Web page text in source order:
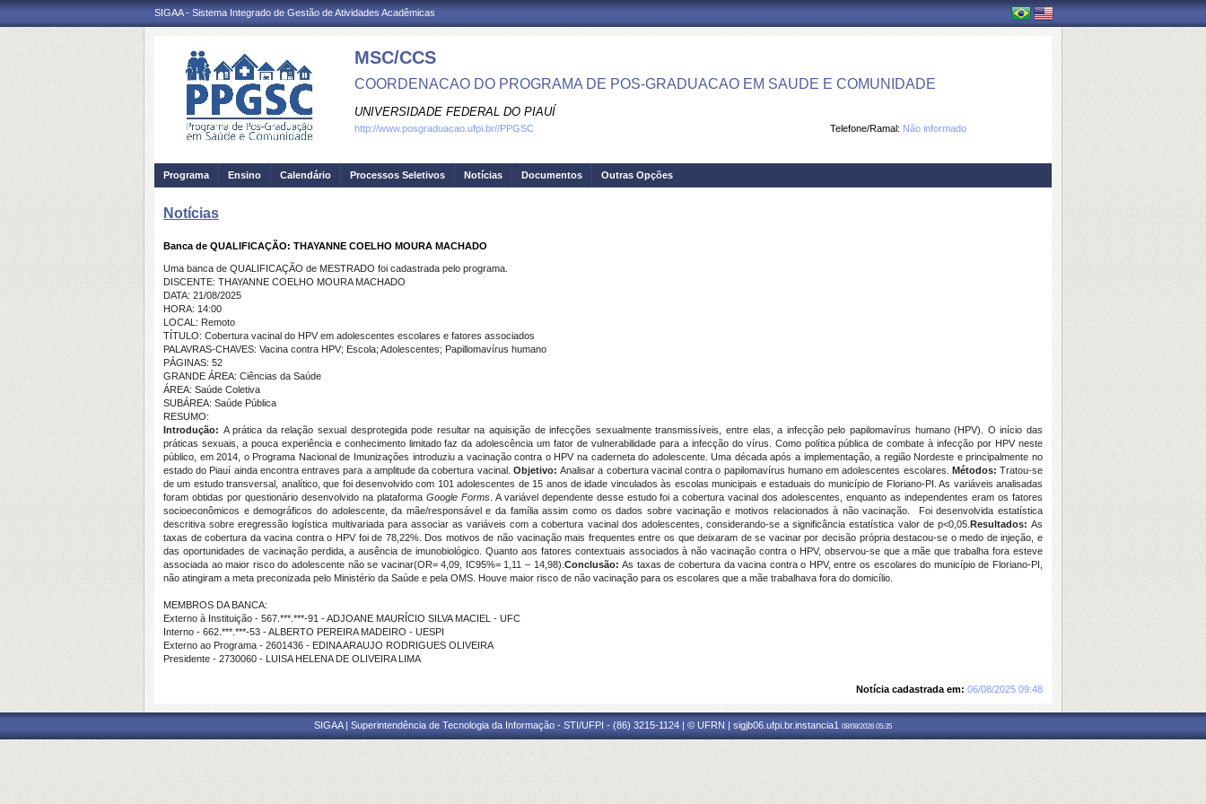
SIGAA - Sistema Integrado de Gestão de Atividades Acadêmicas
MSC/CCS
COORDENACAO DO PROGRAMA DE POS-GRADUACAO EM SAUDE E COMUNIDADE
UNIVERSIDADE FEDERAL DO PIAUÍ
Telefone/Ramal: Não informado
http://www.posgraduacao.ufpi.br//PPGSC
Programa Ensino Calendário Processos Seletivos Notícias Documentos Outras Opções
Notícias
Banca de QUALIFICAÇÃO: THAYANNE COELHO MOURA MACHADO
Uma banca de QUALIFICAÇÃO de MESTRADO foi cadastrada pelo programa.
DISCENTE: THAYANNE COELHO MOURA MACHADO
DATA: 21/08/2025
HORA: 14:00
LOCAL: Remoto
TÍTULO: Cobertura vacinal do HPV em adolescentes escolares e fatores associados
PALAVRAS-CHAVES: Vacina contra HPV; Escola; Adolescentes; Papillomavírus humano
PÁGINAS: 52
GRANDE ÁREA: Ciências da Saúde
ÁREA: Saúde Coletiva
SUBÁREA: Saúde Pública
RESUMO:
Introdução: A prática da relação sexual desprotegida pode resultar na aquisição de infecções sexualmente transmissíveis, entre elas, a infecção pelo papilomavírus humano (HPV). O início das
práticas sexuais, a pouca experiência e conhecimento limitado faz da adolescência um fator de vulnerabilidade para a infecção do vírus. Como política pública de combate à infecção por HPV neste
público, em 2014, o Programa Nacional de Imunizações introduziu a vacinação contra o HPV na caderneta do adolescente. Uma década após a implementação, a região Nordeste e principalmente no
estado do Piauí ainda encontra entraves para a amplitude da cobertura vacinal. Objetivo:Analisar a cobertura vacinal contra o papilomavírus humano em adolescentes escolares. Métodos:Tratou-se
de um estudo transversal, analítico, que foi desenvolvido com 101 adolescentes de 15 anos de idade vinculados às escolas municipais e estaduais do município de Floriano-PI. As variáveis analisadas
foram obtidas por questionário desenvolvido na plataforma Google Forms. A variável dependente desse estudo foi a cobertura vacinal dos adolescentes, enquanto as independentes eram os fatores
socioeconômicos e demográficos do adolescente, da mãe/responsável e da família assim como os dados sobre vacinação e motivos relacionados à não vacinação. Foi desenvolvida estatística
descritiva sobre eregressão logística multivariada para associar as variáveis com a cobertura vacinal dos adolescentes, considerando-se a significância estatística valor de p<0,05. Resultados:As
taxas de cobertura da vacina contra o HPV foi de 78,22%. Dos motivos de não vacinação mais frequentes entre os que deixaram de se vacinar por decisão própria destacou-se o medo de injeção, e
das oportunidades de vacinação perdida, a ausência de imunobiológico. Quanto aos fatores contextuais associados à não vacinação contra o HPV, observou-se que a mãe que trabalha fora esteve
associada ao maior risco do adolescente não se vacinar(OR= 4,09, IC95%= 1,11 – 14,98). Conclusão:As taxas de cobertura da vacina contra o HPV, entre os escolares do município de Floriano-PI,
não atingiram a meta preconizada pelo Ministério da Saúde e pela OMS. Houve maior risco de não vacinação para os escolares que a mãe trabalhava fora do domicílio.
MEMBROS DA BANCA:
Externo à Instituição - 567.***.***-91 - ADJOANE MAURÍCIO SILVA MACIEL - UFC
Interno - 662.***.***-53 - ALBERTO PEREIRA MADEIRO - UESPI
Externo ao Programa - 2601436 - EDINA ARAUJO RODRIGUES OLIVEIRA
Presidente - 2730060 - LUISA HELENA DE OLIVEIRA LIMA
Notícia cadastrada em: 06/08/2025 09:48
SIGAA | Superintendência de Tecnologia da Informação - STI/UFPI - (86) 3215-1124 | © UFRN | sigjb06.ufpi.br.instancia1 08/08/2026 05:35